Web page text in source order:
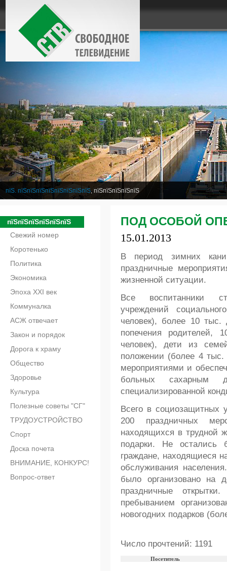
пїЅ. пїЅпїЅпїЅпїЅпїЅпїЅпїЅпїЅ, пїЅпїЅпїЅпїЅпїЅ
пїЅпїЅпїЅпїЅпїЅпїЅ
Свежий номер
Коротенько
Политика
Экономика
Эпоха XXI век
Коммуналка
АСЖ отвечает
Закон и порядок
Дорога к храму
Общество
Здоровье
Культура
Полезные советы "СГ"
ТРУДОУСТРОЙСТВО
Спорт
Доска почета
ВНИМАНИЕ, КОНКУРС!
Вопрос-ответ
ПОД ОСОБОЙ
15.01.2013
В период зимних
праздничные
жизненной ситуации.
Все воспитанники
учреждений
человек), более 10 тыс.
попечения родителей,
человек), дети из
положении (более 4 тыс.
мероприятиями и
больных сахарным
специализированной
Всего в социозащитных
200 праздничных
находящихся в трудной
подарки. Не остались
граждане, находящиеся
обслуживания
было организовано на
праздничные
пребыванием
новогодних подарков
Число прочтений: 1191
Посетитель